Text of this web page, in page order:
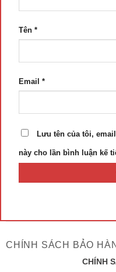
Tên *
Email *
Lưu tên của tôi,
này cho lần bình luận kế
CHÍNH SÁCH BẢO
CHÍNH